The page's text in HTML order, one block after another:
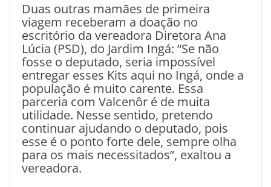
Duas outras mamães de primeira
viagem receberam a doação no
escritório da vereadora Diretora Ana
Lúcia (PSD), do Jardim Ingá: “Se não
fosse o deputado, seria impossível
entregar esses Kits aqui no Ingá, onde a
população é muito carente. Essa
parceria com Valcenôr é de muita
utilidade. Nesse sentido, pretendo
continuar ajudando o deputado, pois
esse é o ponto forte dele, sempre olha
para os mais necessitados”, exaltou a
vereadora.